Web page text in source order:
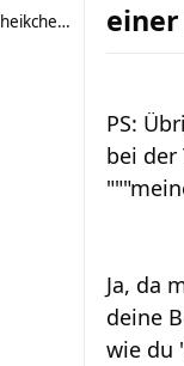
heikchen007
PS:
bei der
Ja, da
deine
wie du